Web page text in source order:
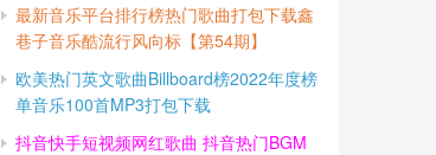
最新音乐平台排行榜热门歌曲打包下载鑫
巷子音乐酷流行风向标【第54期】
欧美热门英文歌曲Billboard榜2022年度榜
单音乐100首MP3打包下载
抖音快手短视频网红歌曲 抖音热门BGM